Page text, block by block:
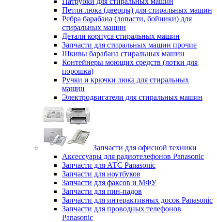
Петли люка (дверцы) для стиральных машин
Ребра барабана (лопасти, бойники) для
стиральных машин
Детали корпуса стиральных машин
Запчасти для стиральных машин прочие
Шкивы барабана стиральных машин
Контейнеры моющих средств (лотки для
порошка)
Ручки и крючки люка для стиральных
машин
Электродвигатели для стиральных машин
Запчасти для офисной техники
Аксессуары для радиотелефонов Panasonic
Запчасти для АТС Panasonic
Запчасти для ноутбуков
Запчасти для факсов и МФУ
Запчасти для пин-падов
Запчасти для интерактивных досок Panasonic
Запчасти для проводных телефонов
Panasonic